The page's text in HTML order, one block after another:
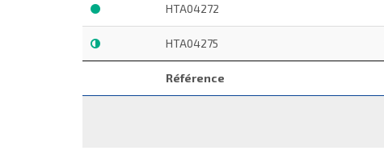
Référence
HTA04272
HTA04275